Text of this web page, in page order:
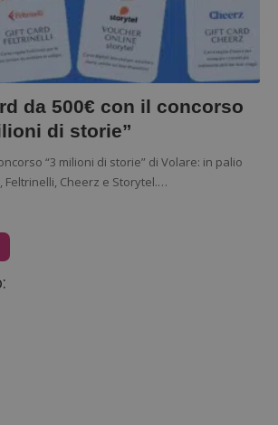
da 500€ con il concorso
di storie”
“3 milioni di storie” di Volare: in palio
Feltrinelli, Cheerz e Storytel.…